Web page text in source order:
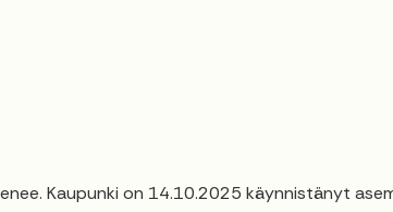
Kaupunki on 14.10.2025 käynnistänyt